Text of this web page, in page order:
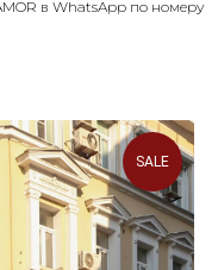
в WhatsApp по номеру
SALE